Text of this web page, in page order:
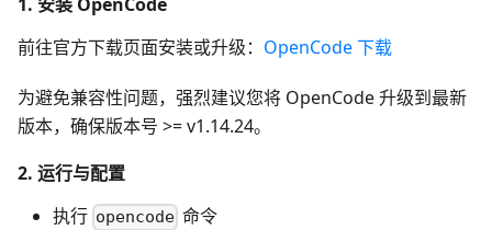
前往官方下载页面安装或升级： OpenCode 下载
为避免兼容性问题，强烈建议您将 OpenCode 升级到最新
版本，确保版本号 >= v1.14.24。
2. 运行与配置
执行 opencode 命令